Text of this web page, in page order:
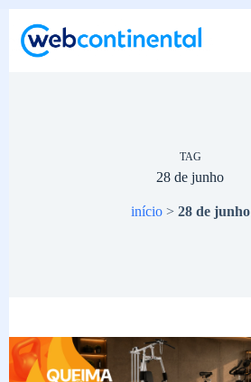
para
TAG
28 de junho
início> 28 de junho